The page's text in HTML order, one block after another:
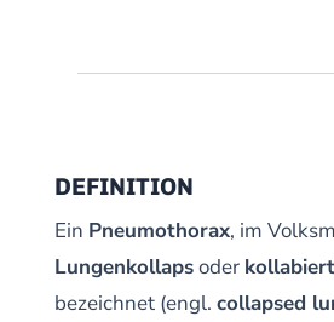
DEFINITION
Ein Pneumothorax, im
Lungenkollapsoder
bezeichnet (engl. collapsed